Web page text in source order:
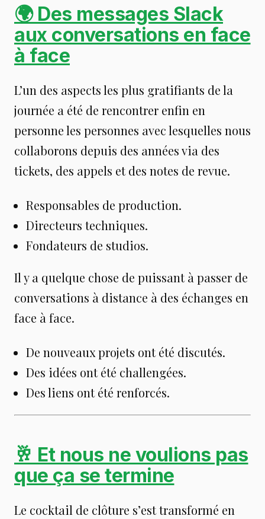
🌍 Des messages Slack
aux conversations en face
à face
L’un des aspects les plus gratifiants de la
journée a été de rencontrer enfin en
personne les personnes avec lesquelles nous
collaborons depuis des années via des
tickets, des appels et des notes de revue.
Responsables de production.
Directeurs techniques.
Fondateurs de studios.
Il y a quelque chose de puissant à passer de
conversations à distance à des échanges en
face à face.
De nouveaux projets ont été discutés.
Des idées ont été challengées.
Des liens ont été renforcés.
🥂 Et nous ne voulions pas
que ça se termine
Le cocktail de clôture s’est transformé en